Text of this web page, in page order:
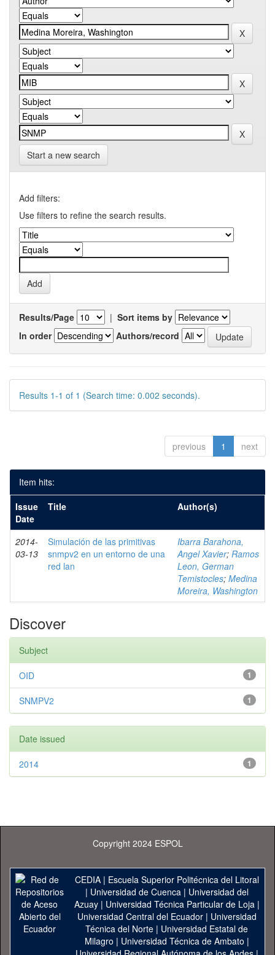
Start a new search
Add filters:
Use filters to refine the search results.
Results/Page | Sort items by
In order
Authors/record
Results 1-1 of 1 (Search time: 0.002 seconds).
previous 1 next
Item hits:
Issue
Date
Title Author(s)
2014-
03-13
Simulación de las primitivas
snmpv2 en un entorno de una
red lan
Ibarra Barahona,
Angel Xavier; Ramos
Leon, German
Temistocles; Medina
Moreira, Washington
Discover
Subject
1
OID
1
SNMPV2
Date issued
1
2014
Copyright 2024 ESPOL
CEDIA| Escuela Superior Politécnica del Litoral
| Universidad de Cuenca| Universidad del
Azuay| Universidad Técnica Particular de Loja|
Universidad Central del Ecuador| Universidad
Técnica del Norte | Universidad Estatal de
Milagro | Universidad Técnica de Ambato |